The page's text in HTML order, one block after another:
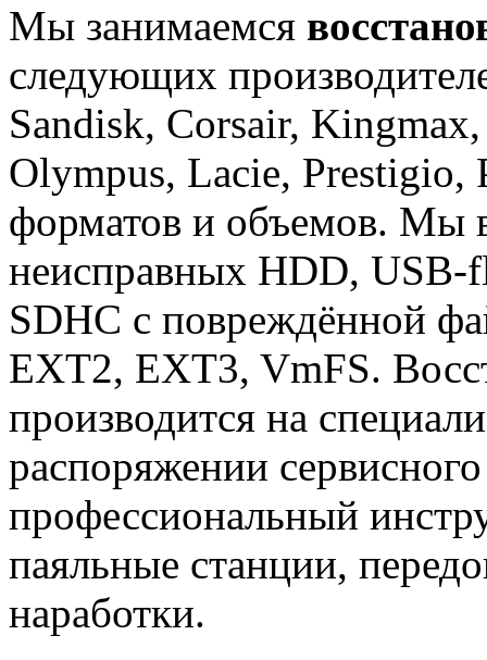
Мы занимаемся
следующих
Sandisk, Corsair,
Olympus, Lacie,
форматов и объемов. Мы
неисправных HDD, USB-
SDHC с повреждённой
EXT2, EXT3, VmFS.
производится на
распоряжении
профессиональный
паяльные станции,
наработки.